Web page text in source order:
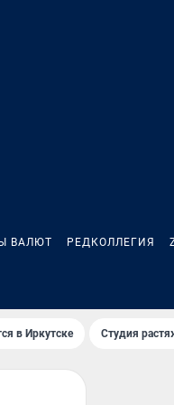
ВАЛЮТ РЕДКОЛЛЕГИЯ
в Иркутске Студия